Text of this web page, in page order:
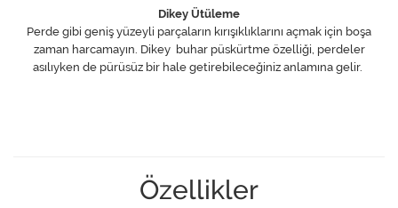
Dikey Ütüleme
Perde gibi geniş yüzeyli parçaların kırışıklıklarını açmak için boşa
zaman harcamayın. Dikey buhar püskürtme özelliği, perdeler
asılıyken de pürüsüz bir hale getirebileceğiniz anlamına gelir.
Özellikler